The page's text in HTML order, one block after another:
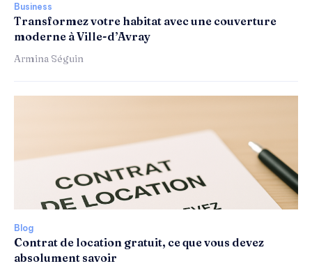
Business
Transformez votre habitat avec une couverture
moderne à Ville-d’Avray
Armina Séguin
Blog
Contrat de location gratuit, ce que vous devez
absolument savoir